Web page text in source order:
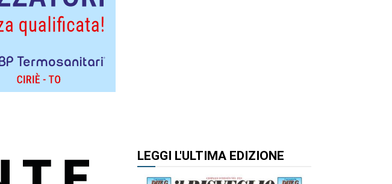
LEGGI L'ULTIMA EDIZIONE